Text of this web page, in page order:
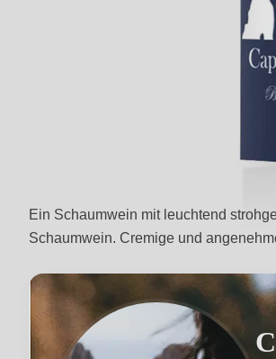
Ein Schaumwein mit leuchtend
Schaumwein. Cremige und